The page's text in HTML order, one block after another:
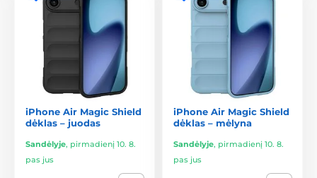
iPhone Air Magic Shield
dėklas – juodas
Sandėlyje, pirmadienį 10. 8.
pas jus
iPhone Air Magic Shield
dėklas – mėlyna
Sandėlyje, pirmadienį 10. 8.
pas jus